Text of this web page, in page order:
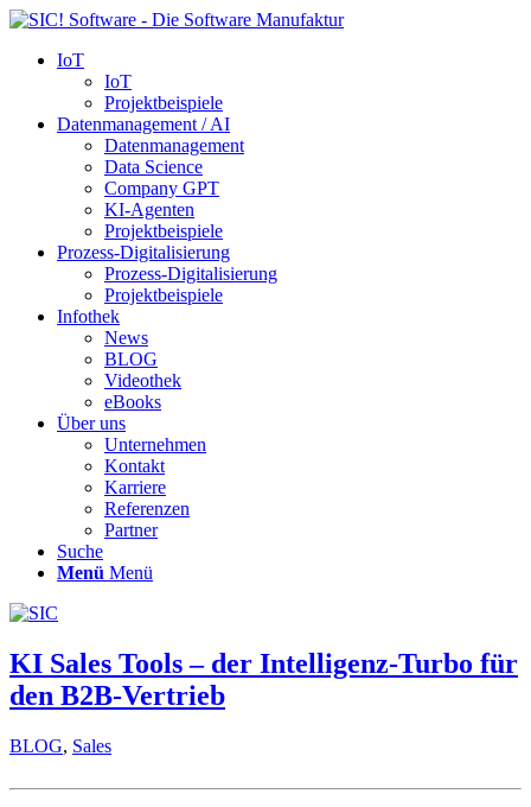
IoT
IoT
Projektbeispiele
Datenmanagement / AI
Datenmanagement
Data Science
Company GPT
KI-Agenten
Projektbeispiele
Prozess-Digitalisierung
Prozess-Digitalisierung
Projektbeispiele
Infothek
News
BLOG
Videothek
eBooks
Über uns
Unternehmen
Kontakt
Karriere
Referenzen
Partner
Suche
Menü Menü
KI Sales Tools – der Intelligenz-Turbo für
den B2B-Vertrieb
BLOG, Sales